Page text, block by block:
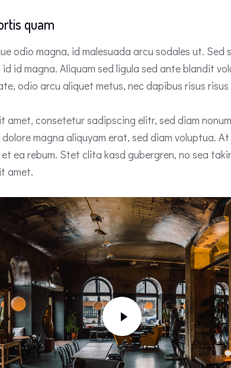
quam
odio magna, id malesuada arcu sodales ut. Sed
id magna. Aliquam sed ligula sed ante blandit
odio arcu aliquet metus, nec dapibus risus risus
amet, consetetur sadipscing elitr, sed diam
magna aliquyam erat, sed diam voluptua.
ea rebum. Stet clita kasd gubergren, no sea
amet.